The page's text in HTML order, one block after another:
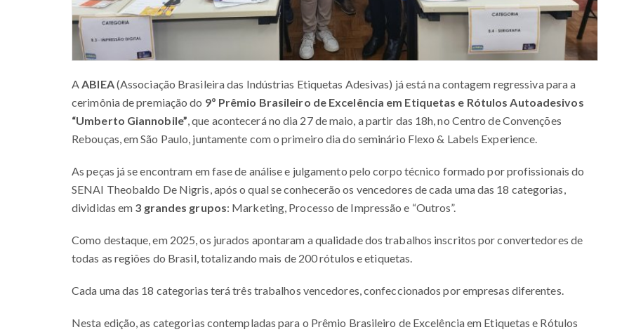
AABIEA(Associação Brasileira das Indústrias Etiquetas Adesivas) já está na contagem regressiva para a
cerimônia de premiação do 9º Prêmio Brasileiro de Excelência em Etiquetas e Rótulos Autoadesivos
“Umberto Giannobile”, que acontecerá no dia 27 de maio, a partir das 18h, no Centro de Convenções
Rebouças, em São Paulo, juntamente com o primeiro dia do seminário Flexo & Labels Experience.
As peças já se encontram em fase de análise e julgamento pelo corpo técnico formado por profissionais do
SENAI Theobaldo De Nigris, após o qual se conhecerão os vencedores de cada uma das 18 categorias,
divididas em 3 grandes grupos: Marketing, Processo de Impressão e “Outros”.
Como destaque, em 2025, os jurados apontaram a qualidade dos trabalhos inscritos por convertedores de
todas as regiões do Brasil, totalizando mais de 200 rótulos e etiquetas.
Cada uma das 18 categorias terá três trabalhos vencedores, confeccionados por empresas diferentes.
Nesta edição, as categorias contempladas para o Prêmio Brasileiro de Excelência em Etiquetas e Rótulos